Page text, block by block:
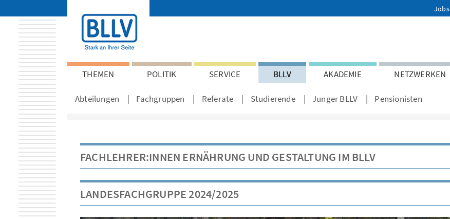
Jobs
THEMEN POLITIK SERVICE BLLV AKADEMIE NETZWERKEN
Abteilungen Fachgruppen Referate Studierende Junger BLLV Pensionisten
FACHLEHRER:INNEN ERNÄHRUNG UND GESTALTUNG IM BLLV
LANDESFACHGRUPPE 2024/2025